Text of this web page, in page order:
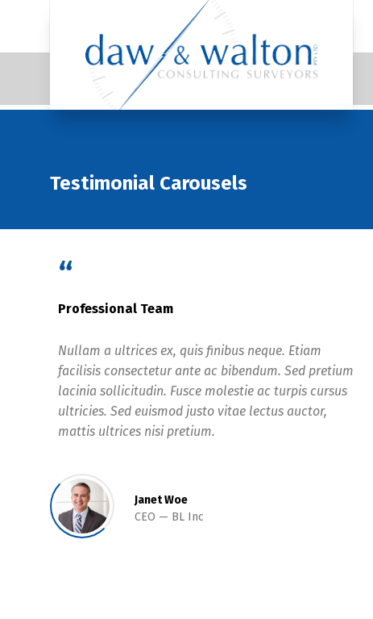
Testimonial Carousels
“
Professional Team
Nullam a ultrices ex, quis finibus neque. Etiam
facilisis consectetur ante ac bibendum. Sed pretium
lacinia sollicitudin. Fusce molestie ac turpis cursus
ultricies. Sed euismod justo vitae lectus auctor,
mattis ultrices nisi pretium.
Janet Woe
CEO
BL Inc